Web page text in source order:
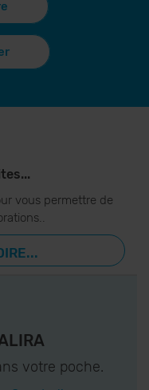
vous permettre de
votre poche.